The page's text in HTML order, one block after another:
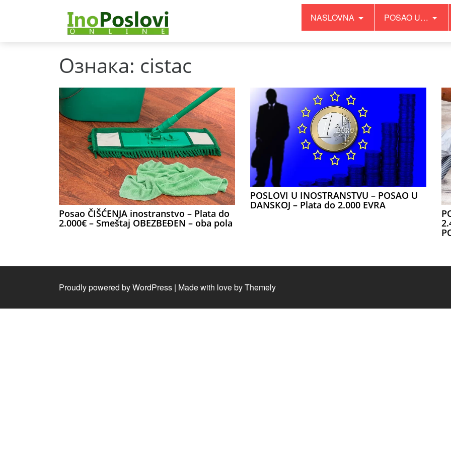
NASLOVNA POSAO U…
Ознака: cistac
Posao ČIŠĆENJA inostranstvo – Plata do
2.000€ – Smeštaj OBEZBEĐEN – oba pola
POSLOVI U INOSTRANSTVU – POSAO U
DANSKOJ – Plata do 2.000 EVRA
Proudly powered by WordPress | Made with love byThemely